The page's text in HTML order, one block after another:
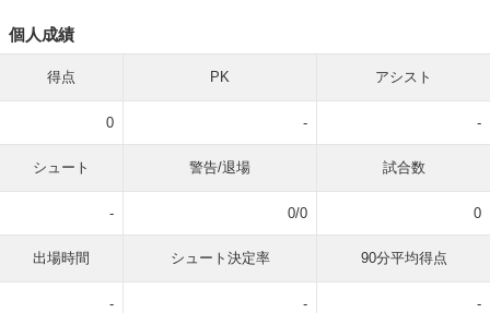
個人成績
得点 PK アシスト
0 - -
シュート 警告/退場 試合数
- 0/0 0
出場時間 シュート決定率 90分平均得点
- - -